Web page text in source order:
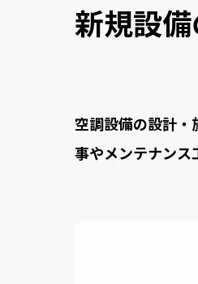
新規設
空調設備の設計
事やメンテナンス